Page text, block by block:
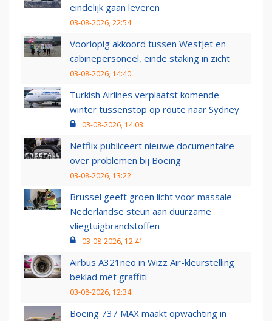
eindelijk gaan leveren
03-08-2026, 22:54
Voorlopig akkoord tussen WestJet en
cabinepersoneel, einde staking in zicht
03-08-2026, 14:40
Turkish Airlines verplaatst komende
winter tussenstop op route naar Sydney
03-08-2026, 14:03
Netflix publiceert nieuwe documentaire
over problemen bij Boeing
03-08-2026, 13:22
Brussel geeft groen licht voor massale
Nederlandse steun aan duurzame
vliegtuigbrandstoffen
03-08-2026, 12:41
Airbus A321neo in Wizz Air-kleurstelling
beklad met graffiti
03-08-2026, 12:34
Boeing 737 MAX maakt opwachting in